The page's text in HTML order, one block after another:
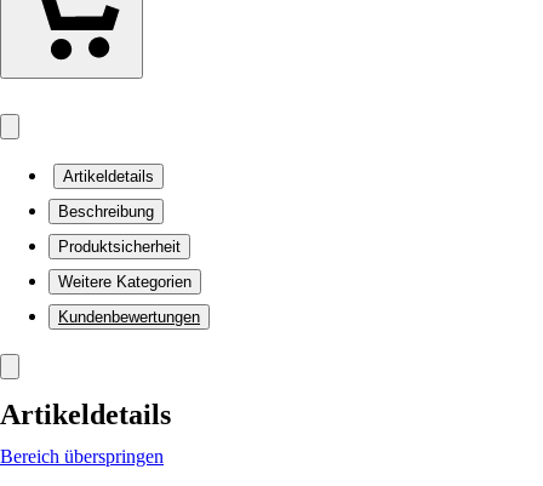
Artikeldetails
Beschreibung
Produktsicherheit
Weitere Kategorien
Kundenbewertungen
Artikeldetails
Bereich überspringen